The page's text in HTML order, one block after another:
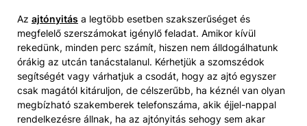
Az ajtónyitás a legtöbb esetben szakszerűséget és
megfelelő szerszámokat igénylő feladat. Amikor kívül
rekedünk, minden perc számít, hiszen nem álldogálhatunk
órákig az utcán tanácstalanul. Kérhetjük a szomszédok
segítségét vagy várhatjuk a csodát, hogy az ajtó egyszer
csak magától kitáruljon, de célszerűbb, ha kéznél van olyan
megbízható szakemberek telefonszáma, akik éjjel-nappal
rendelkezésre állnak, ha az ajtónyitás sehogy sem akar